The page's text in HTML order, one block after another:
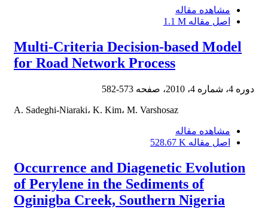
مشاهده مقاله
اصل مقاله 1.1 M
Multi-Criteria Decision-based Model
for Road Network Process
دوره 4، شماره 4، 2010، صفحه 573-582
A. Sadeghi-Niaraki، K. Kim، M. Varshosaz
مشاهده مقاله
اصل مقاله 528.67 K
Occurrence and Diagenetic Evolution
of Perylene in the Sediments of
Oginigba Creek, Southern Nigeria